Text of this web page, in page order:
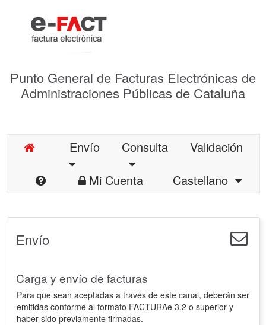
Punto General de Facturas Electrónicas de
Administraciones Públicas de Cataluña
Envío Consulta
Validación
Mi Cuenta
Castellano
Envío
Carga y envío de facturas
Para que sean aceptadas a través de este canal, deberán ser
emitidas conforme al formato FACTURAe 3.2 o superior y
haber sido previamente firmadas.